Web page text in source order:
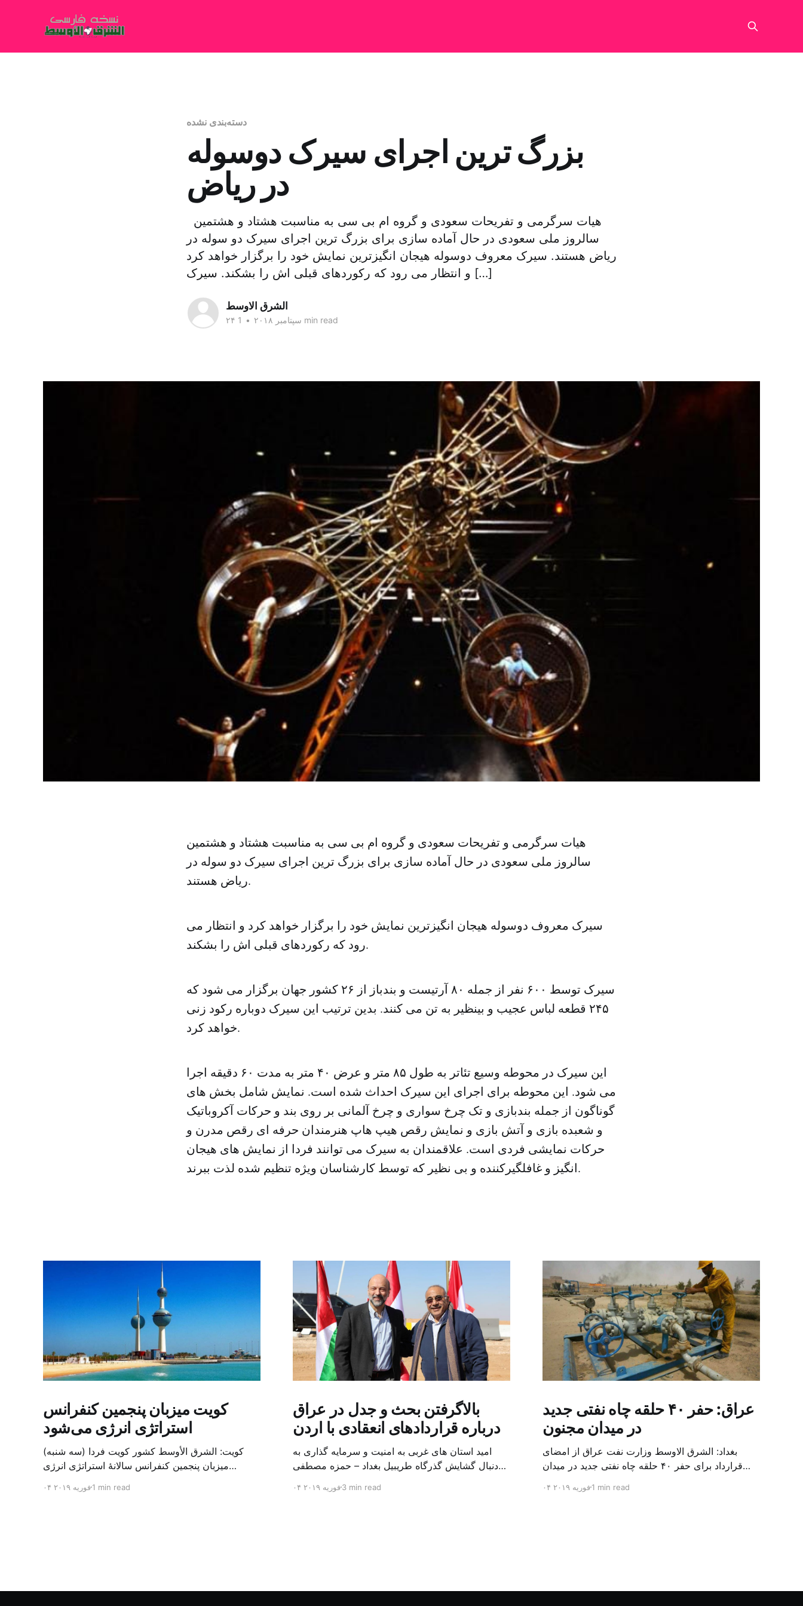
دسته‌بندی نشده
بزرگ ترین اجرای سیرک دوسوله
در ریاض
سالروز ملی سعودی در حال آماده سازی برای بزرگ ترین اجرای سیرک دو سوله در
ریاض هستند. سیرک معروف دوسوله هیجان انگیزترین نمایش خود را برگزار خواهد کرد
و انتظار می رود که رکوردهای قبلی اش را بشکند. سیرک […]
الشرق الاوسط
۲۴ سپتامبر ۲۰۱۸ • 1 min read
هیات سرگرمی و تفریحات سعودی و گروه ام بی سی به مناسبت هشتاد و هشتمین
سالروز ملی سعودی در حال آماده سازی برای بزرگ ترین اجرای سیرک دو سوله در
ریاض هستند.
سیرک معروف دوسوله هیجان انگیزترین نمایش خود را برگزار خواهد کرد و انتظار می
رود که رکوردهای قبلی اش را بشکند.
سیرک توسط ۶۰۰ نفر از جمله ۸۰ آرتیست و بندباز از ۲۶ کشور جهان برگزار می شود که
۲۴۵ قطعه لباس عجیب و بینظیر به تن می کنند. بدین ترتیب این سیرک دوباره رکود زنی
خواهد کرد.
این سیرک در محوطه وسیع تئاتر به طول ۸۵ متر و عرض ۴۰ متر به مدت ۶۰ دقیقه اجرا
می شود. این محوطه برای اجرای این سیرک احداث شده است. نمایش شامل بخش های
گوناگون از جمله بندبازی و تک چرخ سواری و چرخ آلمانی بر روی بند و حرکات آکروباتیک
و شعبده بازی و آتش بازی و نمایش رقص هیپ هاپ هنرمندان حرفه ای رقص مدرن و
حرکات نمایشی فردی است. علاقمندان به سیرک می توانند فردا از نمایش های هیجان
انگیز و غافلگیرکننده و بی نظیر که توسط کارشناسان ویژه تنظیم شده لذت ببرند.
کویت میزبان پنجمین کنفرانس
استراتژی انرژی می‌شود
کویت: الشرق الأوسط کشور کویت فردا (سه شنبه)
میزبان پنجمین کنفرانس سالانهٔ استراتژی انرژی
الشرق الاوسط، حدود ۳۰۰ متخصص از شرکت‌های
۰۴ فوریه ۲۰۱۹1 min read
بالاگرفتن بحث و جدل در عراق
درباره قراردادهای انعقادی با اردن
امید استان های غربی به امنیت و سرمایه گذاری به
دنبال گشایش گذرگاه طریبیل بغداد – حمزه مصطفی
طریبیل توسط عادل عبد المهدی نخست وزیر عراق و
۰۴ فوریه ۲۰۱۹3 min read
عراق: حفر ۴۰ حلقه چاه نفتی جدید
در میدان مجنون
بغداد: الشرق الاوسط وزارت نفت عراق از امضای
قرارداد برای حفر ۴۰ حلقه چاه نفتی جدید در میدان
محمد خضیر مدعامل شرکت حفاری عراق روز یکشنبه
۰۴ فوریه ۲۰۱۹1 min read